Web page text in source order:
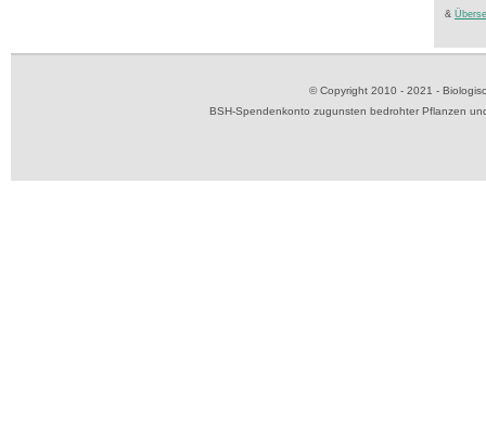
&
© Copyright 2010 - 2021 -
BSH-Spendenkonto zugunsten bedrohter Pflanzen